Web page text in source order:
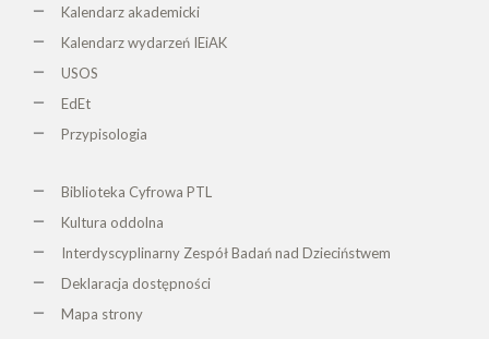
Kalendarz akademicki
Kalendarz wydarzeń IEiAK
USOS
EdEt
Przypisologia
Biblioteka Cyfrowa PTL
Kultura oddolna
Interdyscyplinarny Zespół Badań nad Dzieciństwem
Deklaracja dostępności
Mapa strony